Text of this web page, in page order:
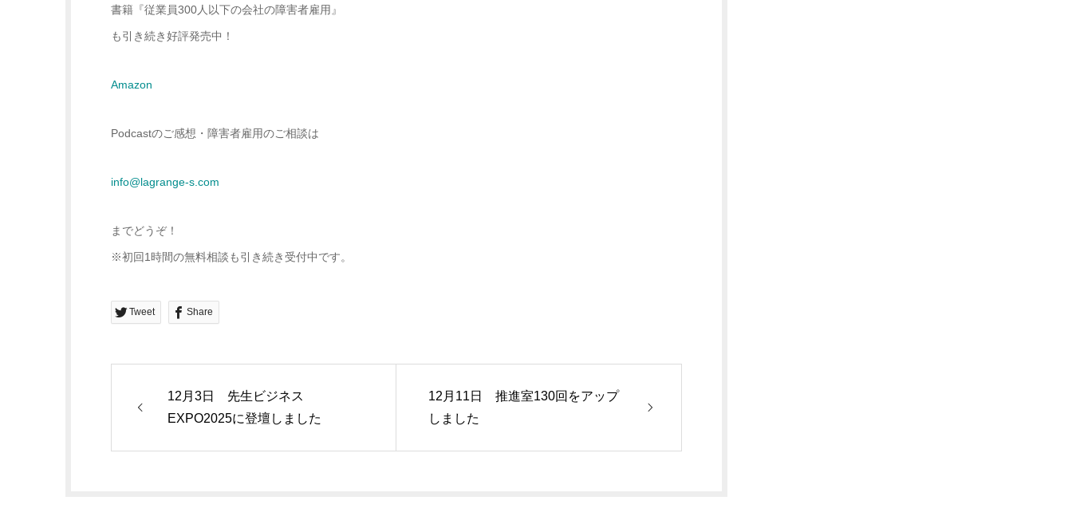
書籍『従業員300人以下の会社の障害者雇用』
も引き続き好評発売中！
Amazon
Podcastのご感想・障害者雇用のご相談は
info@lagrange-s.com
までどうぞ！
※初回1時間の無料相談も引き続き受付中です。
Tweet Share
12月3日 先生ビジネス
EXPO2025に登壇しました
12月11日 推進室130回をアップ
しました